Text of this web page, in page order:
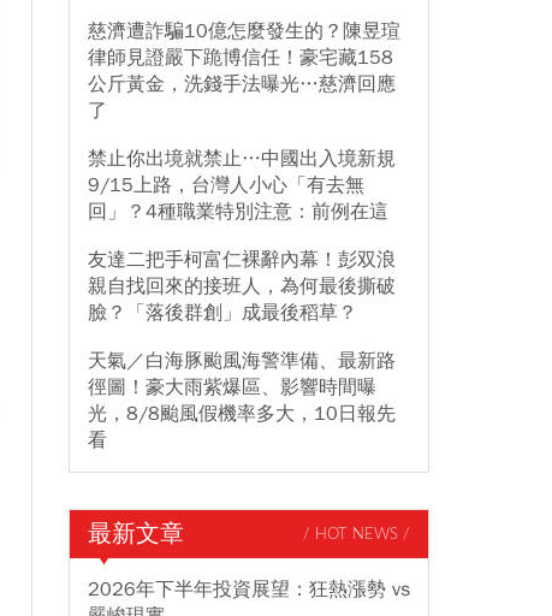
慈濟遭詐騙10億怎麼發生的？陳昱瑄
律師見證嚴下跪博信任！豪宅藏158
公斤黃金，洗錢手法曝光…慈濟回應
了
禁止你出境就禁止…中國出入境新規
9/15上路，台灣人小心「有去無
回」？4種職業特別注意：前例在這
友達二把手柯富仁裸辭內幕！彭双浪
親自找回來的接班人，為何最後撕破
臉？「落後群創」成最後稻草？
天氣／白海豚颱風海警準備、最新路
徑圖！豪大雨紫爆區、影響時間曝
光，8/8颱風假機率多大，10日報先
看
最新文章 / HOT NEWS /
2026年下半年投資展望：狂熱漲勢 vs